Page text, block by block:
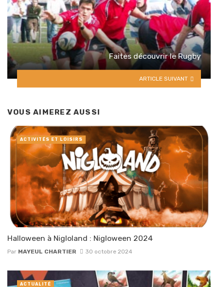
Faites découvrir le Rugby
ARTICLE SUIVANT
VOUS AIMEREZ AUSSI
Halloween à Nigloland : Nigloween 2024
Par MAYEUL CHARTIER 30 octobre 2024
ACTIVITÉS ET LOISIRS
ACTUALITÉ